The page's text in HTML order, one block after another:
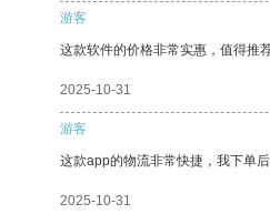
游客
这款软件的价格非常实惠，值得推荐
2025-10-31
游客
这款app的物流非常快捷，我下单后
2025-10-31